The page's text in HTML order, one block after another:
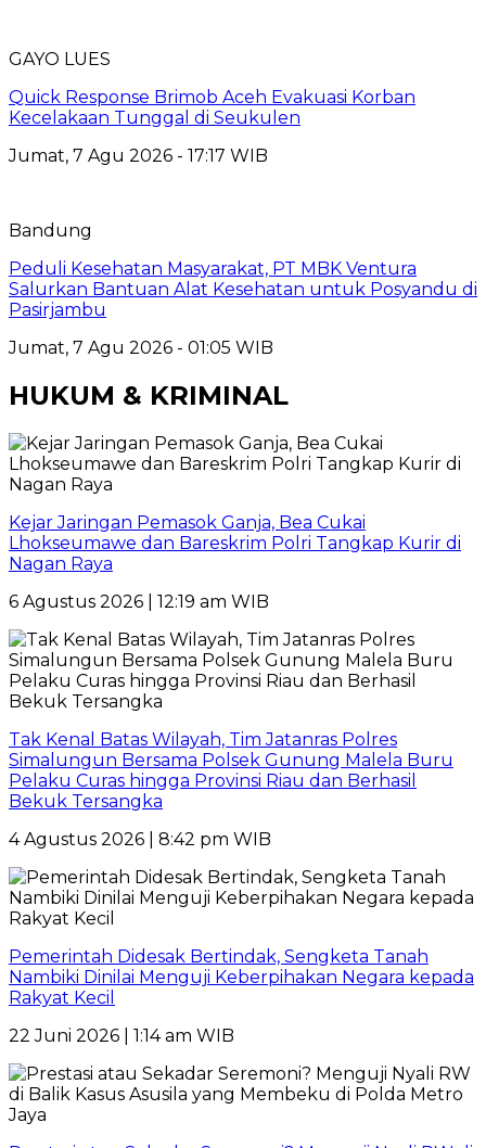
GAYO LUES
Quick Response Brimob Aceh Evakuasi Korban
Kecelakaan Tunggal di Seukulen
Jumat, 7 Agu 2026 - 17:17 WIB
Bandung
Peduli Kesehatan Masyarakat, PT MBK Ventura
Salurkan Bantuan Alat Kesehatan untuk Posyandu di
Pasirjambu
Jumat, 7 Agu 2026 - 01:05 WIB
HUKUM & KRIMINAL
Kejar Jaringan Pemasok Ganja, Bea Cukai
Lhokseumawe dan Bareskrim Polri Tangkap Kurir di
Nagan Raya
6 Agustus 2026 | 12:19 am WIB
Tak Kenal Batas Wilayah, Tim Jatanras Polres
Simalungun Bersama Polsek Gunung Malela Buru
Pelaku Curas hingga Provinsi Riau dan Berhasil
Bekuk Tersangka
4 Agustus 2026 | 8:42 pm WIB
Pemerintah Didesak Bertindak, Sengketa Tanah
Nambiki Dinilai Menguji Keberpihakan Negara kepada
Rakyat Kecil
22 Juni 2026 | 1:14 am WIB